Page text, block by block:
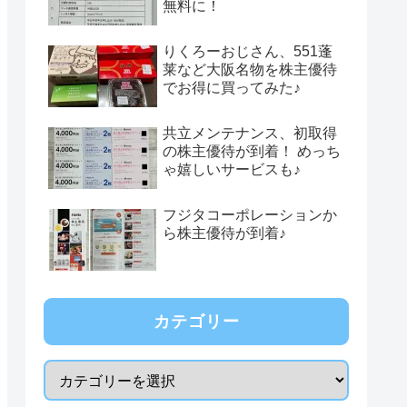
無料に！
りくろーおじさん、551蓬
莱など大阪名物を株主優待
でお得に買ってみた♪
共立メンテナンス、初取得
の株主優待が到着！ めっち
ゃ嬉しいサービスも♪
フジタコーポレーションか
ら株主優待が到着♪
カテゴリー